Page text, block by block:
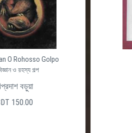
O Rohosso Golpo
ও রহস্য গল্প
বড়ুয়া
150.00